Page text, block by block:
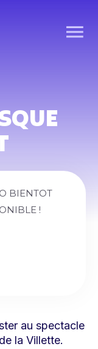
BIENTOT
!
au spectacle
la Villette.